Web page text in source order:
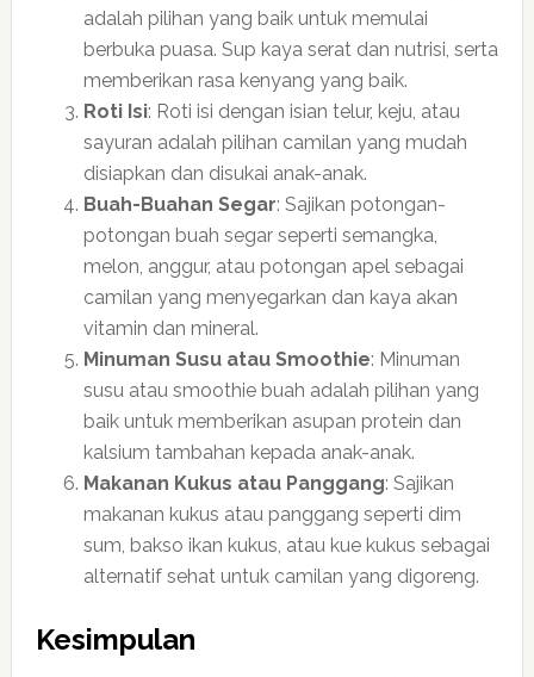
adalah pilihan yang baik untuk memulai
berbuka puasa. Sup kaya serat dan nutrisi, serta
memberikan rasa kenyang yang baik.
Roti Isi: Roti isi dengan isian telur, keju, atau
sayuran adalah pilihan camilan yang mudah
disiapkan dan disukai anak-anak.
Buah-Buahan Segar: Sajikan potongan-
potongan buah segar seperti semangka,
melon, anggur, atau potongan apel sebagai
camilan yang menyegarkan dan kaya akan
vitamin dan mineral.
Minuman Susu atau Smoothie: Minuman
susu atau smoothie buah adalah pilihan yang
baik untuk memberikan asupan protein dan
kalsium tambahan kepada anak-anak.
Makanan Kukus atau Panggang: Sajikan
makanan kukus atau panggang seperti dim
sum, bakso ikan kukus, atau kue kukus sebagai
alternatif sehat untuk camilan yang digoreng.
Kesimpulan